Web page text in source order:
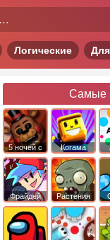
Логические
Самые
5 ночей с
фредди
Когама
Фрайдей
Найт
Фанкин
Растения
против
Зомби